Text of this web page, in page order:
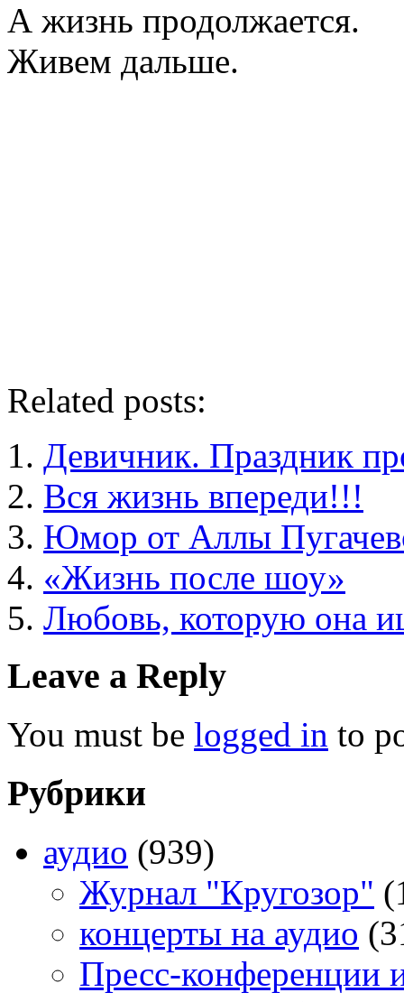
А жизнь продолжается.
Живем дальше.
Related posts:
Девичник. Праздник
Вся жизнь впереди!!!
Юмор от Аллы
«Жизнь после шоу»
Любовь, которую она
Leave a Reply
You must be logged in to
Рубрики
аудио (939)
Журнал "Кругозор"
концерты на аудио
Пресс-конференции